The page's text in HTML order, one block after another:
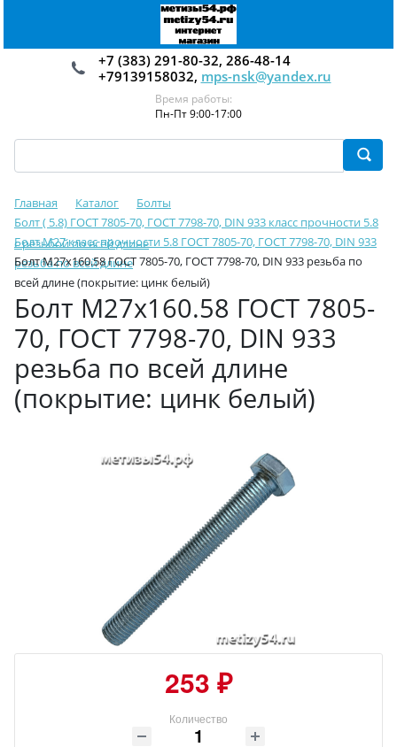
+7 (383) 291-80-32, 286-48-14
+79139158032, mps-nsk@yandex.ru
Время работы:
Пн-Пт 9:00-17:00
Главная Каталог
Болты
Болт ( 5.8) ГОСТ 7805-70, ГОСТ 7798-70, DIN 933 класс прочности 5.8
с резьбой по всей длине
Болт М27 класс прочности 5.8 ГОСТ 7805-70, ГОСТ 7798-70, DIN 933
резьба по всей длине
Болт М27х160.58 ГОСТ 7805-70, ГОСТ 7798-70, DIN 933 резьба по
всей длине (покрытие: цинк белый)
Болт М27х160.58 ГОСТ 7805-
70, ГОСТ 7798-70, DIN 933
резьба по всей длине
(покрытие: цинк белый)
253 ₽
Количество